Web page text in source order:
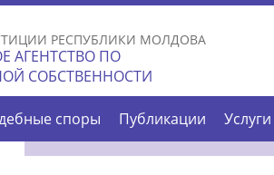
Skip to
main
content
РЕСПУБЛИКИ МОЛДОВА
АГЕНТСТВО ПО
СОБСТВЕННОСТИ
споры Публикации Услуги